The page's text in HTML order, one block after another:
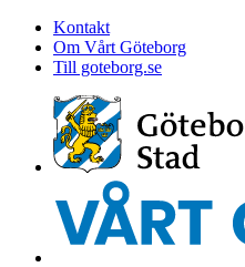
Kontakt
Om Vårt Göteborg
Till goteborg.se